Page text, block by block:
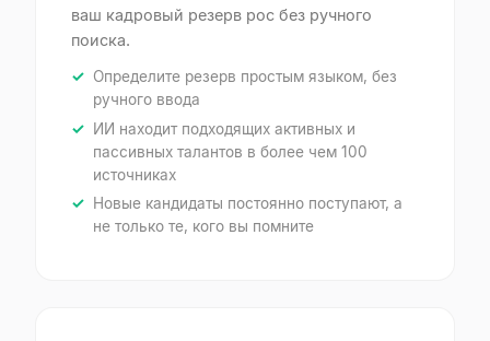
ваш кадровый резерв рос без ручного
поиска.
Определите резерв простым языком, без
ручного ввода
ИИ находит подходящих активных и
пассивных талантов в более чем 100
источниках
Новые кандидаты постоянно поступают, а
не только те, кого вы помните